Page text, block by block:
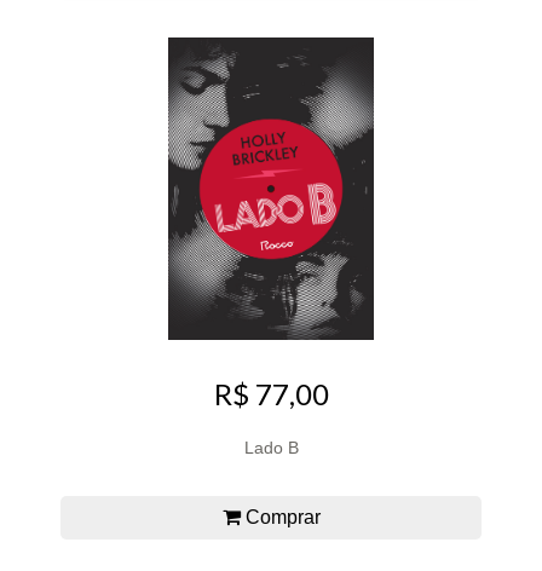
R$ 77,00
Lado B
Comprar